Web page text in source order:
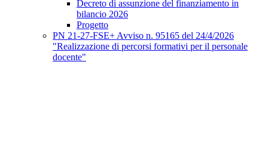
Decreto di assunzione del finanziamento in
bilancio 2026
Progetto
PN 21-27-FSE+ Avviso n. 95165 del 24/4/2026
"Realizzazione di percorsi formativi per il personale
docente"